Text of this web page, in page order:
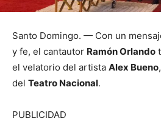
Santo Domingo. — Con un
y fe, el cantautor Ramón Orlando
el velatorio del artista Alex Bueno
del Teatro Nacional.
PUBLICIDAD